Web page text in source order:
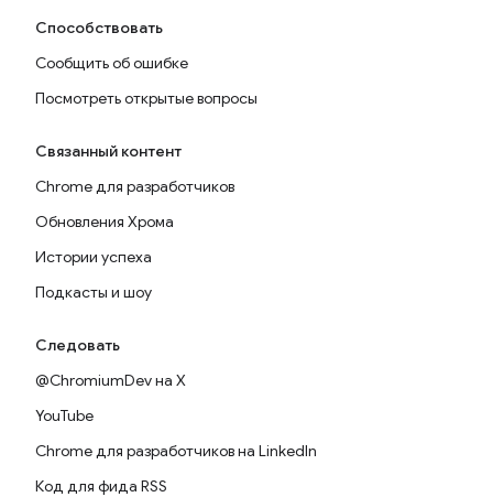
Способствовать
Сообщить об ошибке
Посмотреть открытые вопросы
Связанный контент
Chrome для разработчиков
Обновления Хрома
Истории успеха
Подкасты и шоу
Следовать
@ChromiumDev на X
YouTube
Chrome для разработчиков на LinkedIn
Код для фида RSS